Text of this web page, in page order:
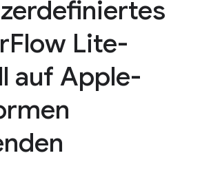
Flow Lite-
auf Apple-